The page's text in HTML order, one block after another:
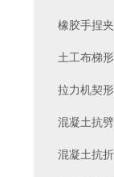
橡胶手捏
土工布梯
拉力机契
混凝土抗
混凝土抗